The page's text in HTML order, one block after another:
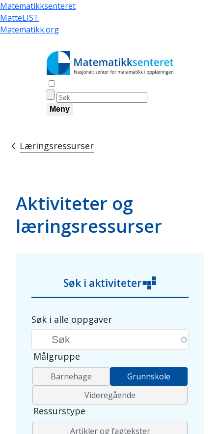
Hopp
til
hovedinnhold
Matematikksenteret
MatteLIST
Matematikk.org
Meny
Navigasjonssti
Læringsressurser
Aktiviteter og
læringsressurser
Søk i aktiviteter
Søk i alle oppgaver
Søkeord
Målgruppe
Barnehage
Grunnskole
Videregående
Ressurstype
Artikler og fagtekster